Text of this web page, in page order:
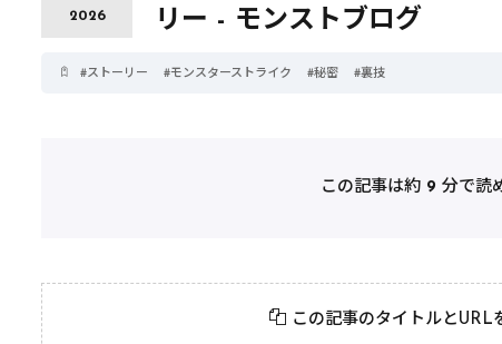
モンスト攻略に役立
絶対に知っ
2026
リー - モンストブログ
#ストーリー #モンスターストライク #秘密 #裏技
この記事は約 9 分で読
この記事のタイトルとURL